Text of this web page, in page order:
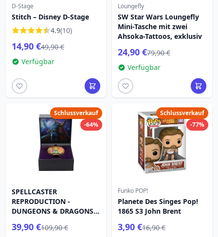
D-Stage
Stitch – Disney D-Stage
4.9(10)
14,90 €49,90 €
Verfügbar
Loungefly
SW Star Wars Loungefly
Mini-Tasche mit zwei
Ahsoka-Tattoos, exklusiv
24,90 €79,90 €
Verfügbar
Schlussverkauf
-64%
SPELLCASTER
REPRODUCTION -
DUNGEONS & DRAGONS
39,90 €109,90 €
Schlussverkauf
-77%
Funko POP!
Planete Des Singes Pop!
1865 S3 John Brent
3,90 €16,90 €